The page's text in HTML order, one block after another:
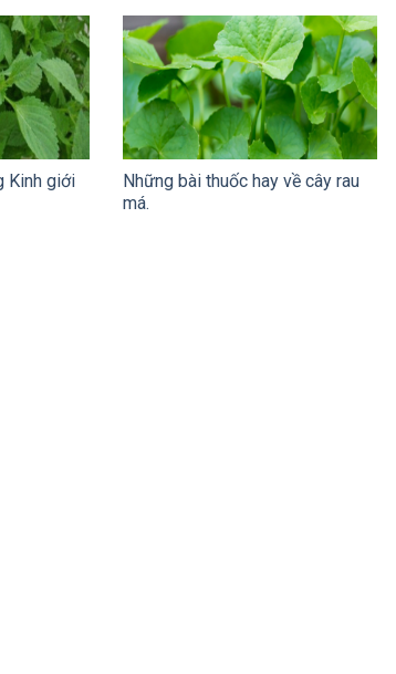
Kinh giới
Những bài thuốc hay về cây rau
má.